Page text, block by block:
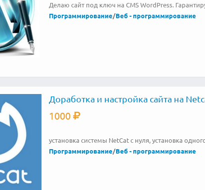
Делаю сайт под ключ на CMS WordPress.
Программирование/Веб - программирование
Доработка и настройка сайта на
1000
установка системы NetCat с нуля, установка
Программирование/Веб - программирование